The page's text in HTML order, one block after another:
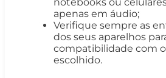
notebooks ou
apenas em áudio;
Verifique sempre as
dos seus aparelhos
compatibilidade com
escolhido.